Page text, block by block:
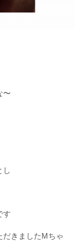
〜
し
す
きましたMちゃ